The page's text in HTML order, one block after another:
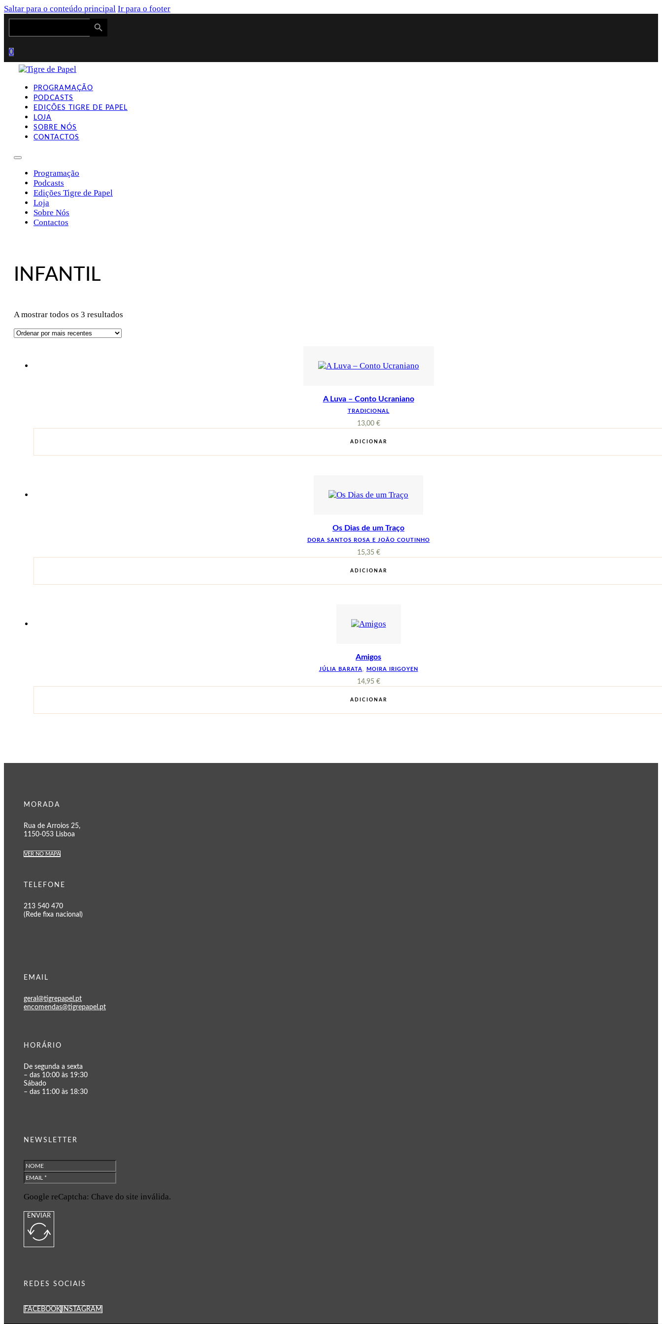
Saltar para o conteúdo principal Ir para o footer
Search
Search Button
0
PROGRAMAÇÃO
PODCASTS
EDIÇÕES TIGRE DE PAPEL
LOJA
SOBRE NÓS
CONTACTOS
Programação
Podcasts
Edições Tigre de Papel
Loja
Sobre Nós
Contactos
INFANTIL
A mostrar todos os 3 resultados
A Luva – Conto Ucraniano
TRADICIONAL
13,00 €
ADICIONAR
Os Dias de um Traço
DORA SANTOS ROSA E JOÃO COUTINHO
15,35 €
ADICIONAR
Amigos
JÚLIA BARATA MOIRA IRIGOYEN
14,95 €
ADICIONAR
MORADA
Rua de Arroios 25,
1150-053 Lisboa
VER NO MAPA
TELEFONE
213 540 470
(Rede fixa nacional)
EMAIL
geral@tigrepapel.pt
encomendas@tigrepapel.pt
HORÁRIO
De segunda a sexta
– das 10:00 às 19:30
Sábado
– das 11:00 às 18:30
NEWSLETTER
Google reCaptcha: Chave do site inválida.
ENVIAR
REDES SOCIAIS
FACEBOOK INSTAGRAM